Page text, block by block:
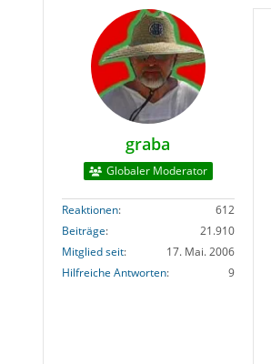
graba
Globaler Moderator
Reaktionen
612
Beiträge
21.910
Mitglied seit
17. Mai. 2006
Hilfreiche Antworten
9